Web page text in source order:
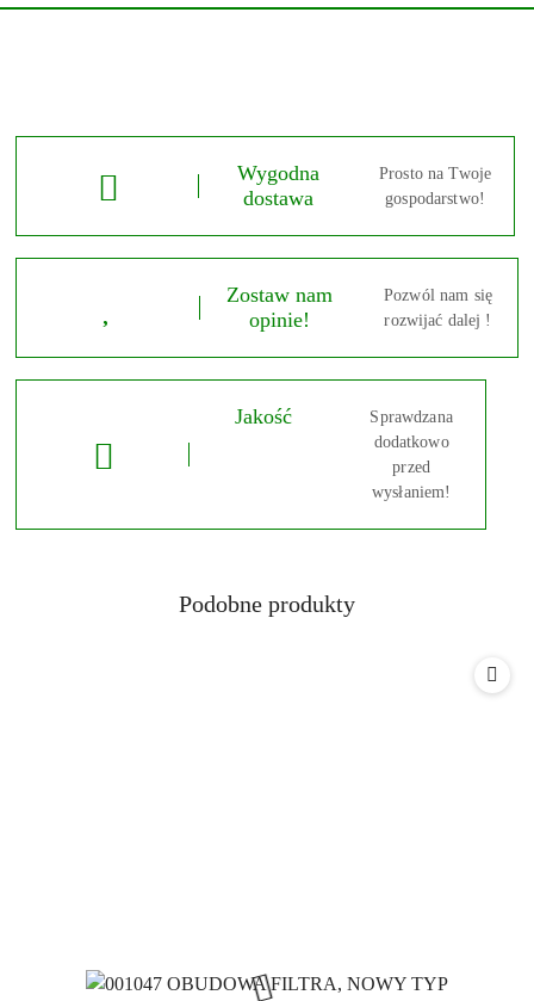
Wygodna
dostawa
Prosto na Twoje
gospodarstwo!
Zostaw nam
opinie!
Pozwól nam się
rozwijać dalej !
Jakość
Sprawdzana
dodatkowo
przed
wysłaniem!
Pomiń karuzelę produktów
Produkty
Podobne produkty